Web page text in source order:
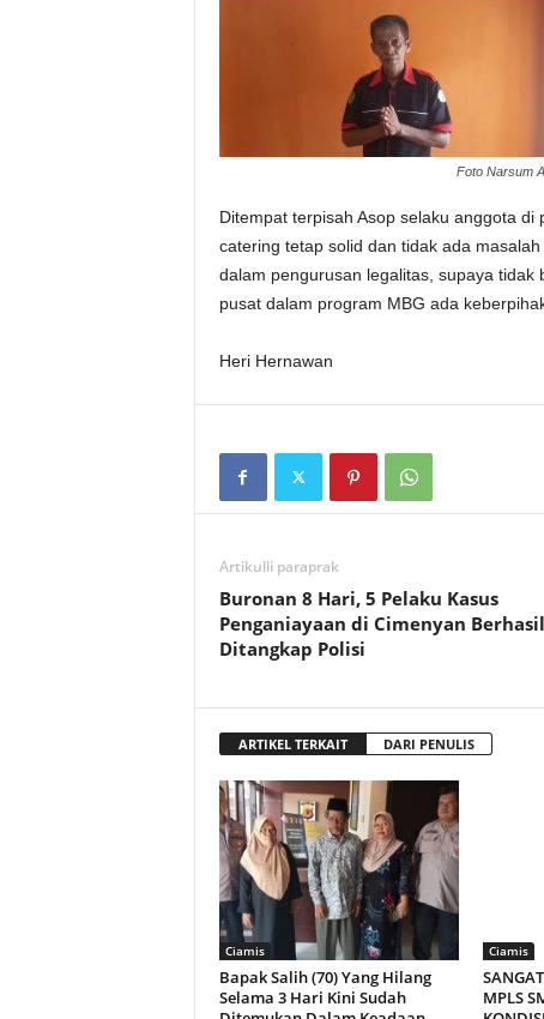
Foto Narsum
Ditempat terpisah Asop selaku anggota
catering tetap solid dan tidak ada
dalam pengurusan legalitas, supaya
pusat dalam program MBG ada
Heri Hernawan
Artikulli paraprak
Buronan 8 Hari, 5 Pelaku Kasus
Penganiayaan di Cimenyan Berhasil
Ditangkap Polisi
ARTIKEL TERKAIT DARI PENULIS
Ciamis
Bapak Salih (70) Yang Hilang
Selama 3 Hari Kini Sudah
Ciamis
MPLS